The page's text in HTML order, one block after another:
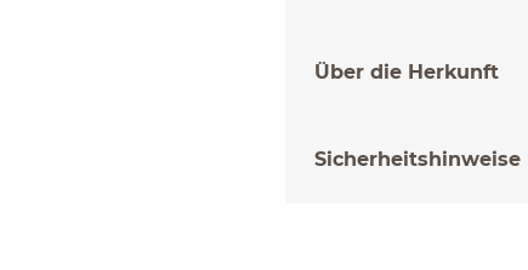
Über die Herkunft
Sicherheitshinweise